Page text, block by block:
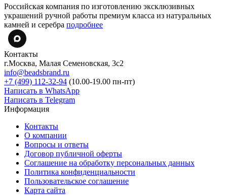
Российская компания по изготовлению эксклюзивных
украшений ручной работы премиум класса из натуральных
камней и серебра подробнее
Контакты
г.Москва, Малая Семеновская, 3с2
info@beadsbrand.ru
+7 (499) 112-32-94 (10.00-19.00 пн-пт)
Написать в WhatsApp
Написать в Telegram
Информация
Контакты
О компании
Вопросы и ответы
Договор публичной оферты
Соглашение на обработку персональных данных
Политика конфиденциальности
Пользовательское соглашение
Карта сайта